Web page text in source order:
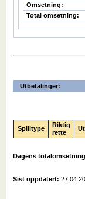
Omsetning:
Total omsetning:
Utbetalinger:
Spilltype
Riktig
rette
Dagens
Sist oppdatert: